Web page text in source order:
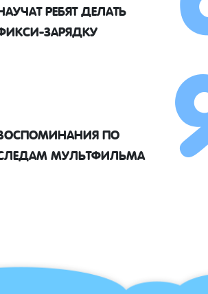
РЕБЯТ ДЕЛАТЬ
ЗАРЯДКУ
ПО
МУЛЬТФИЛЬМА